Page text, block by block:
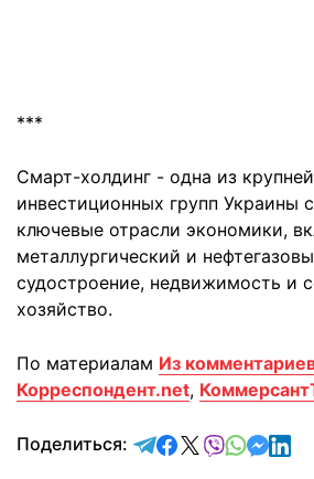
***
Смарт-холдинг - одна из
инвестиционных групп Украины
ключевые отрасли экономики,
металлургический и
судостроение, недвижимость и
хозяйство.
По материалам Из
Корреспондент.net,
Поделиться: отправить в
поделиться в
поделиться в
отправить